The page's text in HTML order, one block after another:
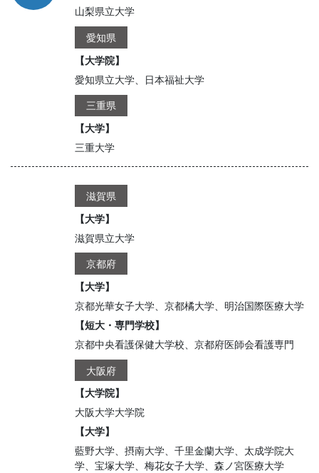
山梨県立大学
愛知県
【大学院】
愛知県立大学、日本福祉大学
三重県
【大学】
三重大学
滋賀県
【大学】
滋賀県立大学
京都府
【大学】
京都光華女子大学、京都橘大学、明治国際医療大学
【短大・専門学校】
京都中央看護保健大学校、京都府医師会看護専門
大阪府
【大学院】
大阪大学大学院
【大学】
藍野大学、摂南大学、千里金蘭大学、太成学院大
学、宝塚大学、梅花女子大学、森ノ宮医療大学